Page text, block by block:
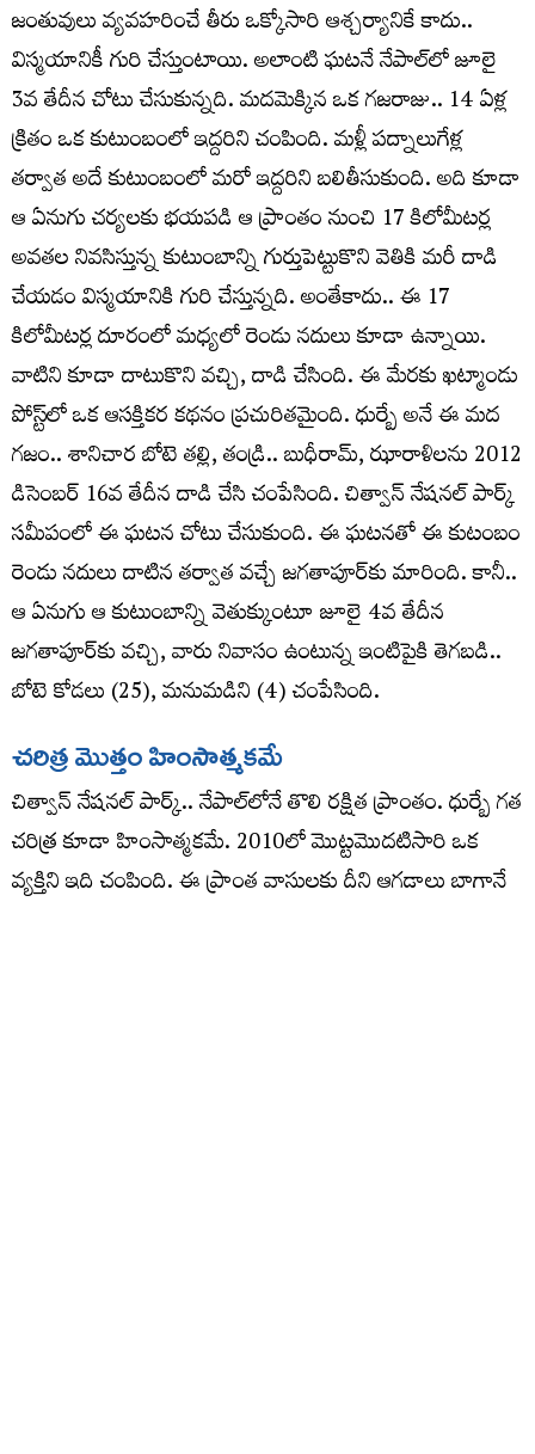
జంతువులు వ్యవహరించే తీరు ఒక్కోసారి ఆశ్చర్యానికే కాదు..
విస్మయానికీ గురి చేస్తుంటాయి. అలాంటి ఘటనే నేపాల్‌లో జూలై
3వ తేదీన చోటు చేసుకున్నది. మదమెక్కిన ఒక గజరాజు.. 14 ఏళ్ల
క్రితం ఒక కుటుంబంలో ఇద్దరిని చంపింది. మళ్లీ పద్నాలుగేళ్ల
తర్వాత అదే కుటుంబంలో మరో ఇద్దరిని బలితీసుకుంది. అది కూడా
ఆ ఏనుగు చర్యలకు భయపడి ఆ ప్రాంతం నుంచి 17 కిలోమీటర్ల
అవతల నివసిస్తున్న కుటుంబాన్ని గుర్తుపెట్టుకొని వెతికి మరీ దాడి
చేయడం విస్మయానికి గురి చేస్తున్నది. అంతేకాదు.. ఈ 17
కిలోమీటర్ల దూరంలో మధ్యలో రెండు నదులు కూడా ఉన్నాయి.
వాటిని కూడా దాటుకొని వచ్చి, దాడి చేసింది. ఈ మేరకు ఖట్మాండు
పోస్ట్‌లో ఒక ఆసక్తికర కథనం ప్రచురితమైంది. ధుర్బే అనే ఈ మద
గజం.. శానిచార బోటె తల్లి, తండ్రి.. బుధీరామ్‌, ఝారాళిలను 2012
డిసెంబర్‌ 16వ తేదీన దాడి చేసి చంపేసింది. చిత్వాన్‌ నేషనల్‌ పార్క్‌
సమీపంలో ఈ ఘటన చోటు చేసుకుంది. ఈ ఘటనతో ఈ కుటంబం
రెండు నదులు దాటిన తర్వాత వచ్చే జగతాపూర్‌కు మారింది. కానీ..
ఆ ఏనుగు ఆ కుటుంబాన్ని వెతుక్కుంటూ జూలై 4వ తేదీన
జగతాపూర్‌కు వచ్చి, వారు నివాసం ఉంటున్న ఇంటిపైకి తెగబడి..
బోటె కోడలు (25), మనుమడిని (4) చంపేసింది.
చరిత్ర మొత్తం హింసాత్మకమే
చిత్వాన్‌ నేషనల్‌ పార్క్‌.. నేపాల్‌లోనే తొలి రక్షిత ప్రాంతం. ధుర్బే గత
చరిత్ర కూడా హింసాత్మకమే. 2010లో మొట్టమొదటిసారి ఒక
వ్యక్తిని ఇది చంపింది. ఈ ప్రాంత వాసులకు దీని ఆగడాలు బాగానే